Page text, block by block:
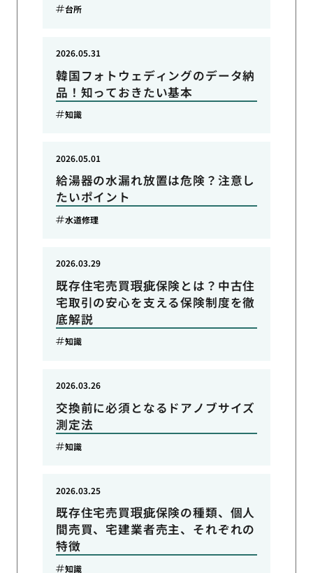
台所
韓国フォトウェディングのデータ納
品！知っておきたい基本
2026.05.31
知識
給湯器の水漏れ放置は危険？注意し
たいポイント
2026.05.01
水道修理
既存住宅売買瑕疵保険とは？中古住
宅取引の安心を支える保険制度を徹
底解説
2026.03.29
知識
交換前に必須となるドアノブサイズ
測定法
2026.03.26
知識
既存住宅売買瑕疵保険の種類、個人
間売買、宅建業者売主、それぞれの
特徴
2026.03.25
知識